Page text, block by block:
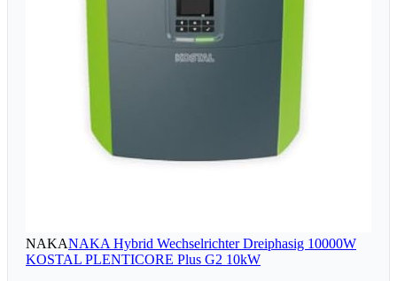
NAKANAKA Hybrid Wechselrichter Dreiphasig 10000W
KOSTAL PLENTICORE Plus G2 10kW